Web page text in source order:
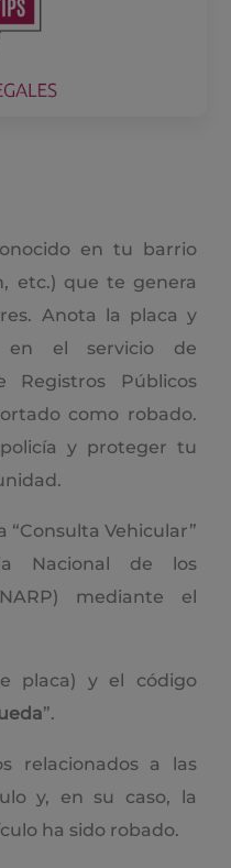
en tu barrio
etc.) que te genera
Anota la placa y
en el servicio de
Registros Públicos
como robado.
y proteger tu
“Consulta Vehicular”
Nacional de los
mediante el
placa) y el código
”.
relacionados a las
y, en su caso, la
ha sido robado.